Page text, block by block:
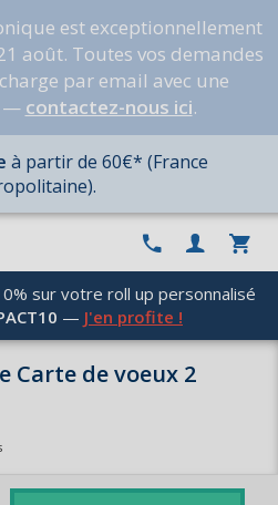
est exceptionnellement
août. Toutes vos demandes
par email avec une
— contactez-nous ici.
à partir de 60€* (France
sur votre roll up personnalisé
— J'en profite !
Carte de voeux 2